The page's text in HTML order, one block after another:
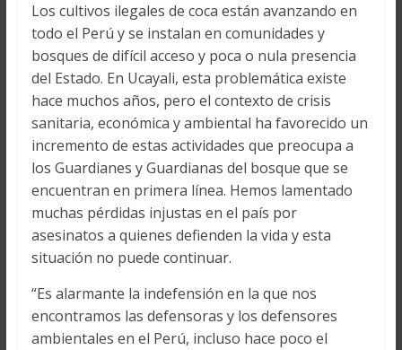
Los cultivos ilegales de coca están avanzando en
todo el Perú y se instalan en comunidades y
bosques de difícil acceso y poca o nula presencia
del Estado. En Ucayali, esta problemática existe
hace muchos años, pero el contexto de crisis
sanitaria, económica y ambiental ha favorecido un
incremento de estas actividades que preocupa a
los Guardianes y Guardianas del bosque que se
encuentran en primera línea. Hemos lamentado
muchas pérdidas injustas en el país por
asesinatos a quienes defienden la vida y esta
situación no puede continuar.
“Es alarmante la indefensión en la que nos
encontramos las defensoras y los defensores
ambientales en el Perú, incluso hace poco el